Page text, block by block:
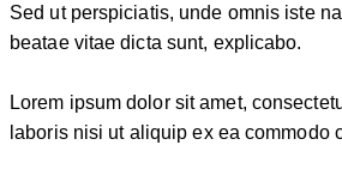
Sed ut perspiciatis, unde omnis iste
beatae vitae dicta sunt, explicabo.
Lorem ipsum dolor sit amet,
laboris nisi ut aliquip ex ea commodo